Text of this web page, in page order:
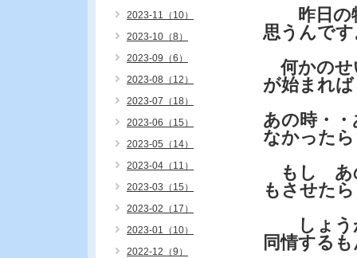
昨日の
思うんです
何かのせ
が始まれ
あの時・
なかった
もし あ
もさせた
しょう
同情する
2023-11（10）
2023-10（8）
2023-09（6）
2023-08（12）
2023-07（18）
2023-06（15）
2023-05（14）
2023-04（11）
2023-03（15）
2023-02（17）
2023-01（10）
2022-12（9）